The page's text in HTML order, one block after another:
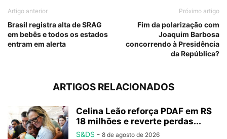
Artigo anterior
Brasil registra alta de SRAG
em bebês e todos os estados
entram em alerta
Próximo artigo
Fim da polarização com
Joaquim Barbosa
concorrendo à Presidência
da República?
ARTIGOS RELACIONADOS
Celina Leão reforça PDAF em R$
18 milhões e reverte perdas...
S&DS - 8 de agosto de 2026